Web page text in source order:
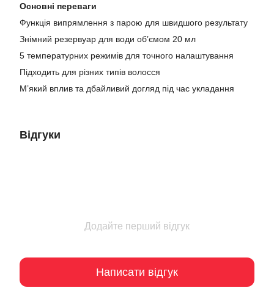
Основні переваги
Функція випрямлення з парою для швидшого результату
Знімний резервуар для води об’ємом 20 мл
5 температурних режимів для точного налаштування
Підходить для різних типів волосся
М’який вплив та дбайливий догляд під час укладання
Відгуки
Додайте перший відгук
Написати відгук